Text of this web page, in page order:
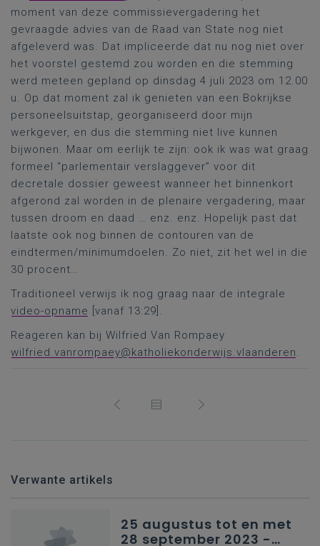
moment van deze commissievergadering het
gevraagde advies van de Raad van State nog niet
afgeleverd was. Dat impliceerde dat nu nog niet over
het voorstel gestemd zou worden en die stemming
werd meteen gepland op dinsdag 4 juli 2023 om 12.00
u. Op dat moment zal ik genieten van een Bokrijkse
personeelsuitstap, georganiseerd door mijn
werkgever, en dus die stemming niet live kunnen
bijwonen. Maar om eerlijk te zijn: ook ik was wat graag
formeel “parlementair verslaggever” voor dit
decretale dossier geweest wanneer het binnenkort
afgerond zal worden in de plenaire vergadering, maar
tussen droom en daad … enz. enz. Hopelijk past dat
laatste ook nog binnen de contouren van de
eindtermen/minimumdoelen. Zo niet, zit het wel in die
30 procent…
Traditioneel verwijs ik nog graag naar de integrale
video-opname
[vanaf 13:29].
Reageren kan bij Wilfried Van Rompaey
wilfried.vanrompaey@katholiekonderwijs.vlaanderen.
Verwante artikels
25 augustus tot en met
28 september 2023 -